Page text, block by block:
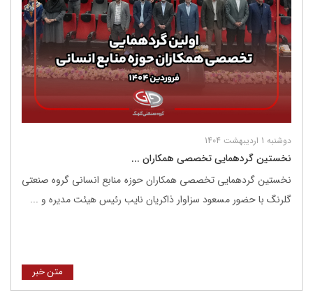
دوشنبه 1 اردیبهشت 1404
نخستین گردهمایی تخصصی همکاران ...
نخستین گردهمایی تخصصی همکاران حوزه منابع انسانی گروه صنعتی
گلرنگ با حضور مسعود سزاوار ذاکریان نایب رئیس هیئت مدیره و ...
متن خبر